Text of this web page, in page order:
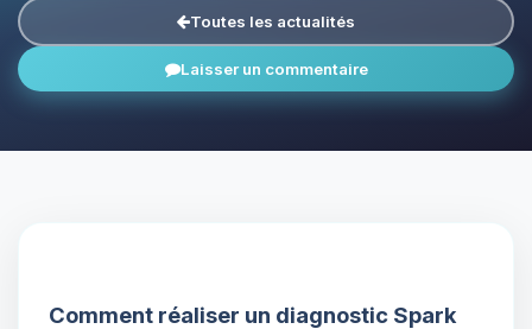
Toutes les actualités
Laisser un commentaire
Comment réaliser un diagnostic Spark